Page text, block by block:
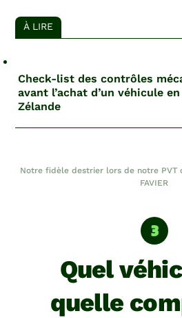
À LIRE
Check-list des contrôles
avant l’achat d’un véhicule
Zélande
Notre fidèle destrier lors de notre PVT
FAVIER
Quel
quelle